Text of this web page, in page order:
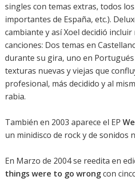
singles con temas extras, todos
importantes de España, etc.).
cambiante y así Xoel decidió incluir
canciones: Dos temas en
durante su gira, uno en
texturas nuevas y viejas que
profesional, más decidido y al
rabia.
También en 2003 aparece el EP
un minidisco de rock y de sonidos
En Marzo de 2004 se reedita en
things were to go wrongcon